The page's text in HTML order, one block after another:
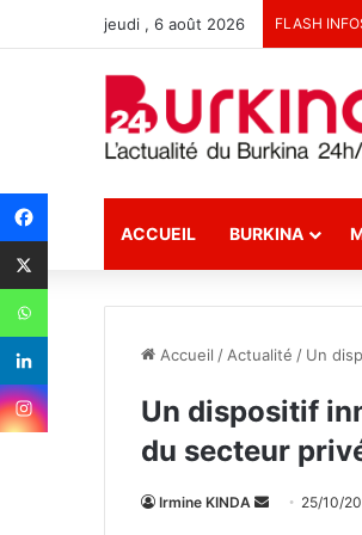
jeudi , 6 août 2026 FLASH
ACCUEIL BURKINA
Accueil / Actualité / Un
Un dispositif
du secteur
Irmine KINDA 25/10/